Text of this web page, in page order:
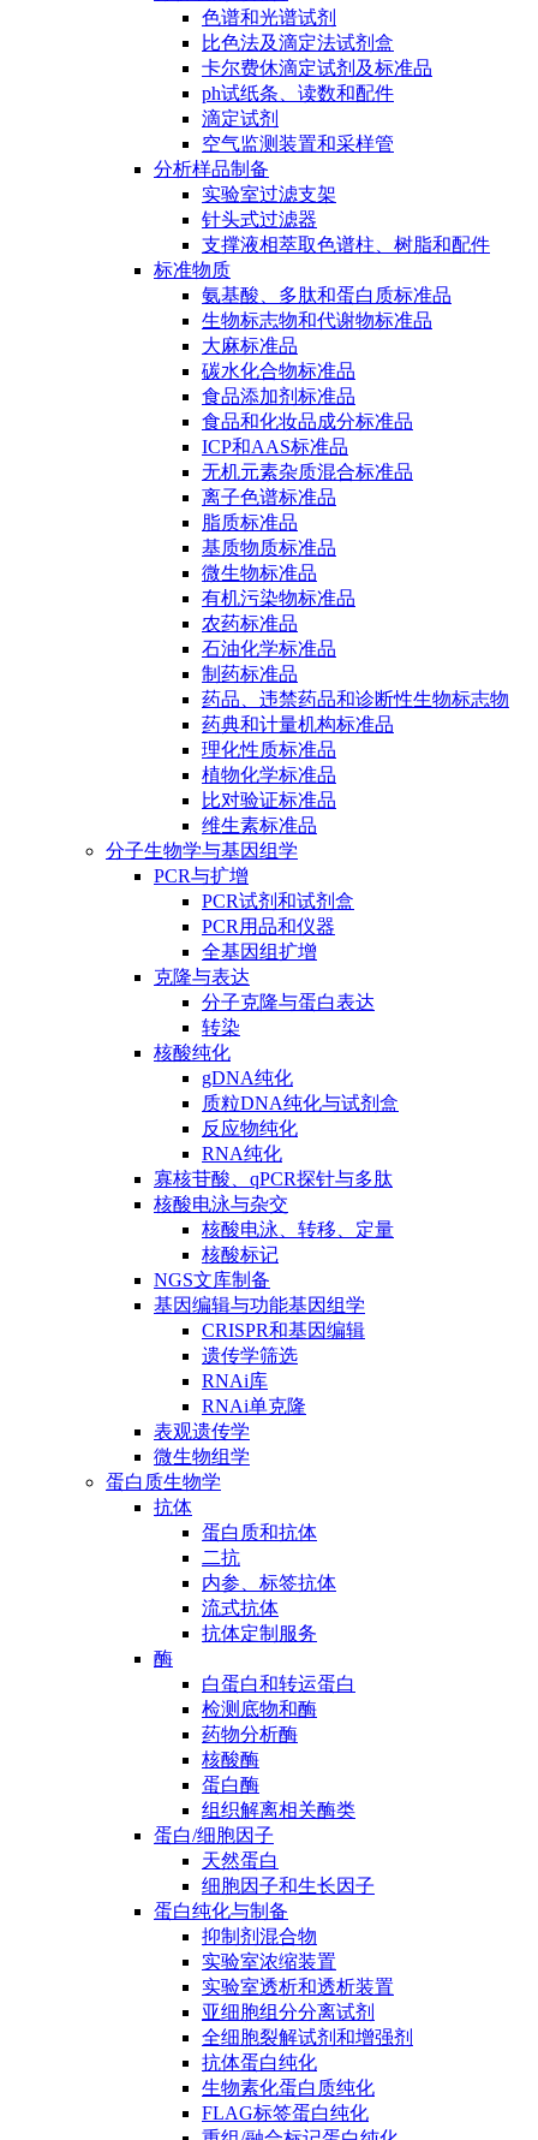
色谱和光谱试剂
比色法及滴定法试剂盒
卡尔费休滴定试剂及标准品
ph试纸条、读数和配件
滴定试剂
空气监测装置和采样管
分析样品制备
实验室过滤支架
针头式过滤器
支撑液相萃取色谱柱、树脂和配件
标准物质
氨基酸、多肽和蛋白质标准品
生物标志物和代谢物标准品
大麻标准品
碳水化合物标准品
食品添加剂标准品
食品和化妆品成分标准品
ICP和AAS标准品
无机元素杂质混合标准品
离子色谱标准品
脂质标准品
基质物质标准品
微生物标准品
有机污染物标准品
农药标准品
石油化学标准品
制药标准品
药品、违禁药品和诊断性生物标志物
药典和计量机构标准品
理化性质标准品
植物化学标准品
比对验证标准品
维生素标准品
分子生物学与基因组学
PCR与扩增
PCR试剂和试剂盒
PCR用品和仪器
全基因组扩增
克隆与表达
分子克隆与蛋白表达
转染
核酸纯化
gDNA纯化
质粒DNA纯化与试剂盒
反应物纯化
RNA纯化
寡核苷酸、qPCR探针与多肽
核酸电泳与杂交
核酸电泳、转移、定量
核酸标记
NGS文库制备
基因编辑与功能基因组学
CRISPR和基因编辑
遗传学筛选
RNAi库
RNAi单克隆
表观遗传学
微生物组学
蛋白质生物学
抗体
蛋白质和抗体
二抗
内参、标签抗体
流式抗体
抗体定制服务
酶
白蛋白和转运蛋白
检测底物和酶
药物分析酶
核酸酶
蛋白酶
组织解离相关酶类
蛋白/细胞因子
天然蛋白
细胞因子和生长因子
蛋白纯化与制备
抑制剂混合物
实验室浓缩装置
实验室透析和透析装置
亚细胞组分分离试剂
全细胞裂解试剂和增强剂
抗体蛋白纯化
生物素化蛋白质纯化
FLAG标签蛋白纯化